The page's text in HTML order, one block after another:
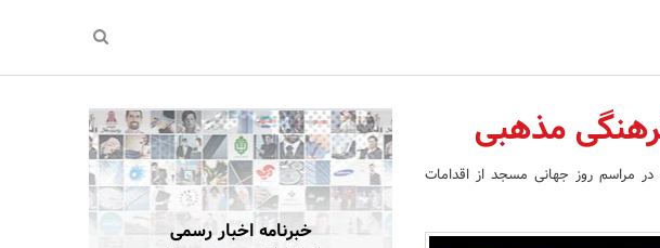
مذهبی
مراسم روز جهانی مسجد از اقدامات
خبرنامه اخبار رسمی